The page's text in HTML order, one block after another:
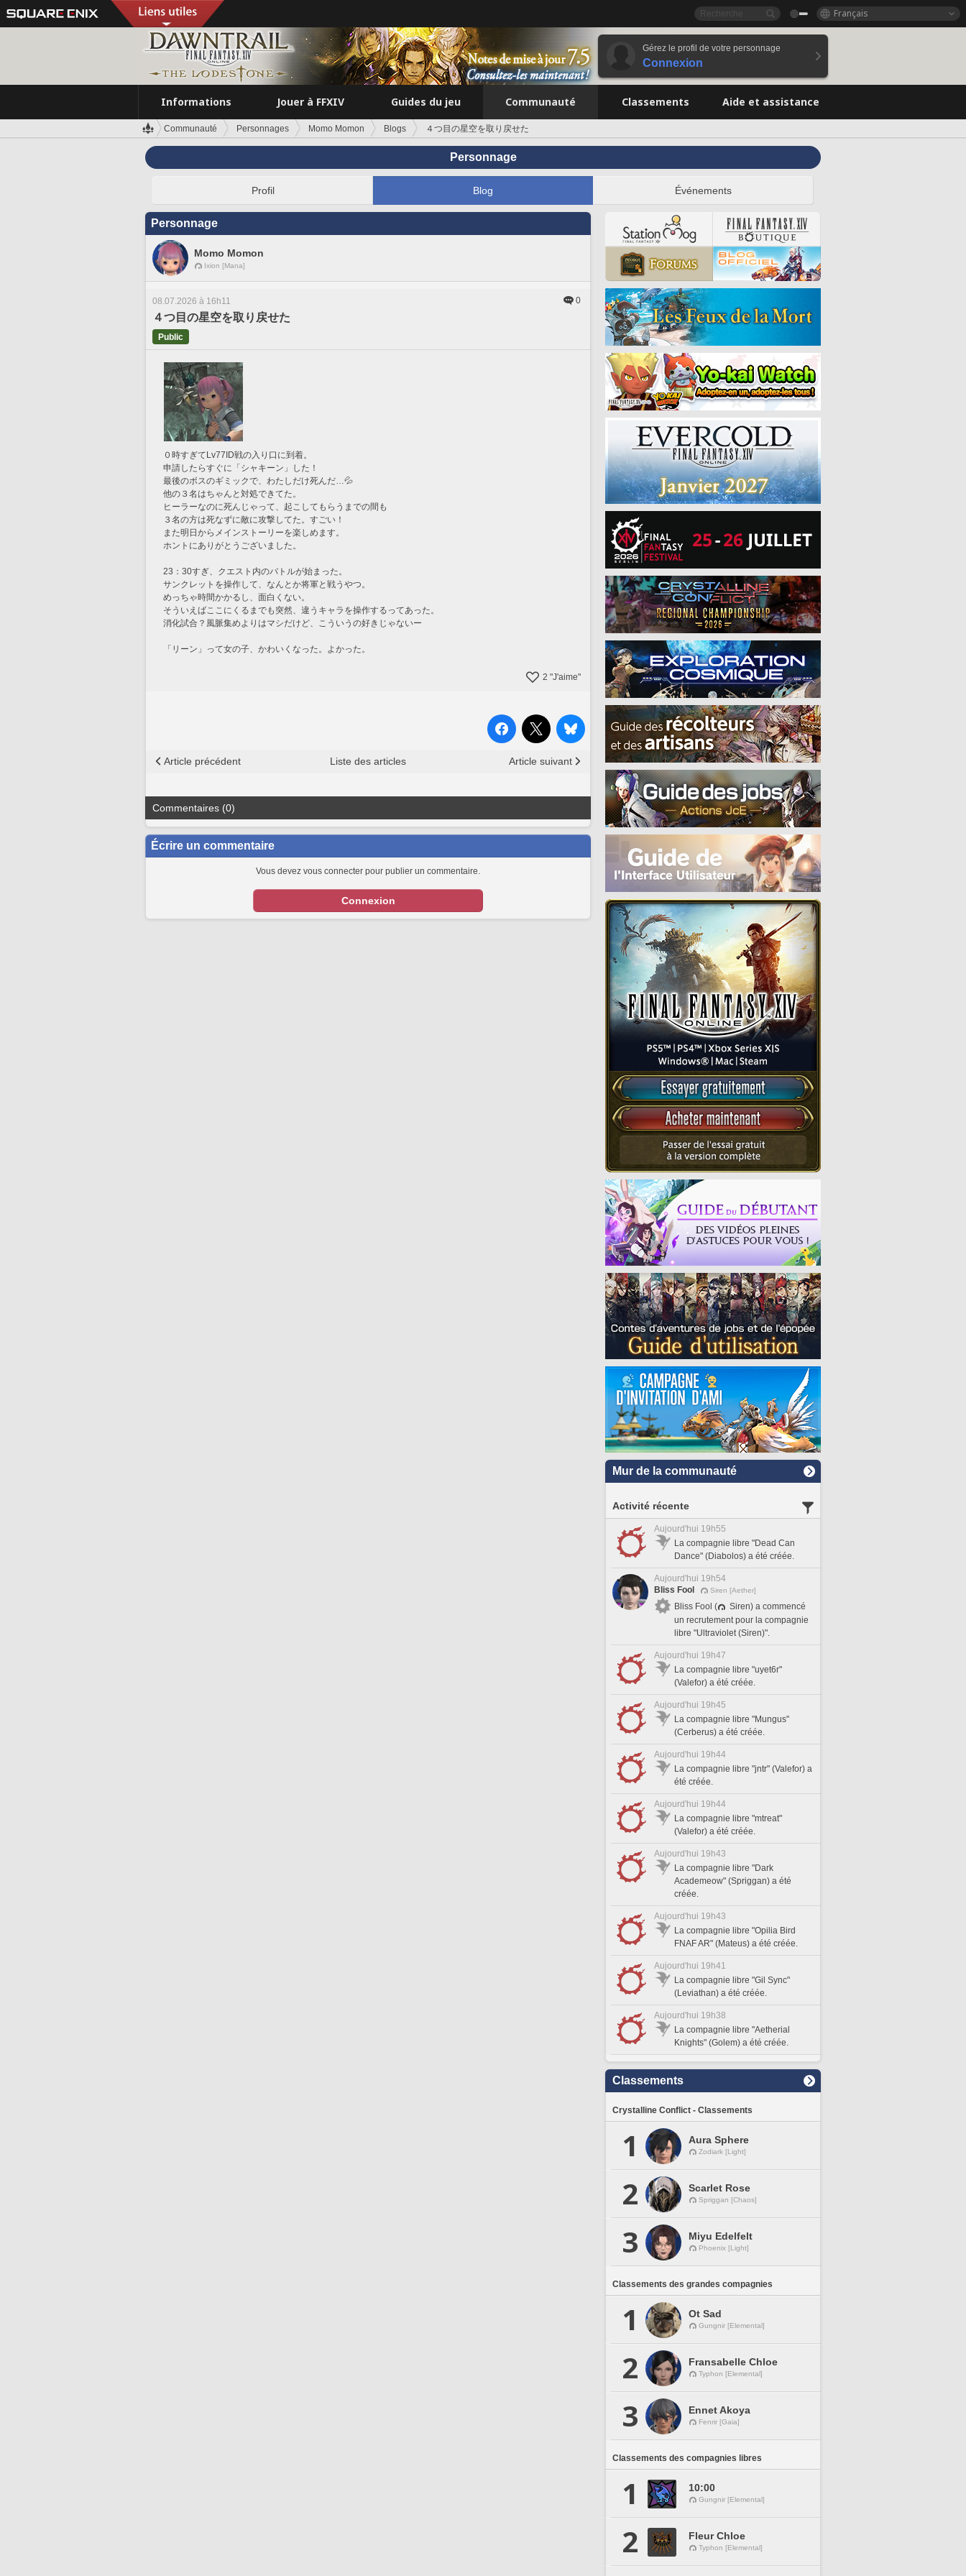
Français
Gérez le profil de votre personnage
Connexion
Informations Jouer à FFXIV Guides du jeu Communauté Classements Aide et assistance
Communauté Personnages Momo Momon Blogs ４つ目の星空を取り戻せた
Personnage
Profil Blog Événements
Personnage
Momo Momon
Ixion [Mana]
08.07.2026 à 16h11 0
４つ目の星空を取り戻せた
Public
０時すぎてLv77ID戦の入り口に到着。
申請したらすぐに「シャキーン」した！
最後のボスのギミックで、わたしだけ死んだ…💦
他の３名はちゃんと対処できてた。
ヒーラーなのに死んじゃって、起こしてもらうまでの間も
３名の方は死なずに敵に攻撃してた。すごい！
また明日からメインストーリーを楽しめます。
ホントにありがとうございました。
23：30すぎ、クエスト内のバトルが始まった。
サンクレットを操作して、なんとか将軍と戦うやつ。
めっちゃ時間かかるし、面白くない。
そういえばここにくるまでも突然、違うキャラを操作するってあった。
消化試合？風脈集めよりはマシだけど、こういうの好きじゃないー
「リーン」って女の子、かわいくなった。よかった。
2 "J'aime"
Article précédent Liste des articles Article suivant
Commentaires (0)
Écrire un commentaire
Vous devez vous connecter pour publier un commentaire.
Connexion
Mur de la communauté
Activité récente
Aujourd'hui 19h55
La compagnie libre "Dead Can
Dance" (Diabolos) a été créée.
Aujourd'hui 19h54
Bliss Fool
Siren [Aether]
Bliss Fool (
Siren) a commencé
un recrutement pour la compagnie
libre "Ultraviolet (Siren)".
Aujourd'hui 19h47
La compagnie libre "uyet6r"
(Valefor) a été créée.
Aujourd'hui 19h45
La compagnie libre "Mungus"
(Cerberus) a été créée.
Aujourd'hui 19h44
La compagnie libre "jntr" (Valefor) a
été créée.
Aujourd'hui 19h44
La compagnie libre "mtreat"
(Valefor) a été créée.
Aujourd'hui 19h43
La compagnie libre "Dark
Academeow" (Spriggan) a été
créée.
Aujourd'hui 19h43
La compagnie libre "Opilia Bird
FNAF AR" (Mateus) a été créée.
Aujourd'hui 19h41
La compagnie libre "Gil Sync"
(Leviathan) a été créée.
Aujourd'hui 19h38
La compagnie libre "Aetherial
Knights" (Golem) a été créée.
Classements
Crystalline Conflict - Classements
1 Aura Sphere
Zodiark [Light]
2 Scarlet Rose
Spriggan [Chaos]
3 Miyu Edelfelt
Phoenix [Light]
Classements des grandes compagnies
1 Ot Sad
Gungnir [Elemental]
2 Fransabelle Chloe
Typhon [Elemental]
3 Ennet Akoya
Fenrir [Gaia]
Classements des compagnies libres
1 10:00
Gungnir [Elemental]
2 Fleur Chloe
Typhon [Elemental]